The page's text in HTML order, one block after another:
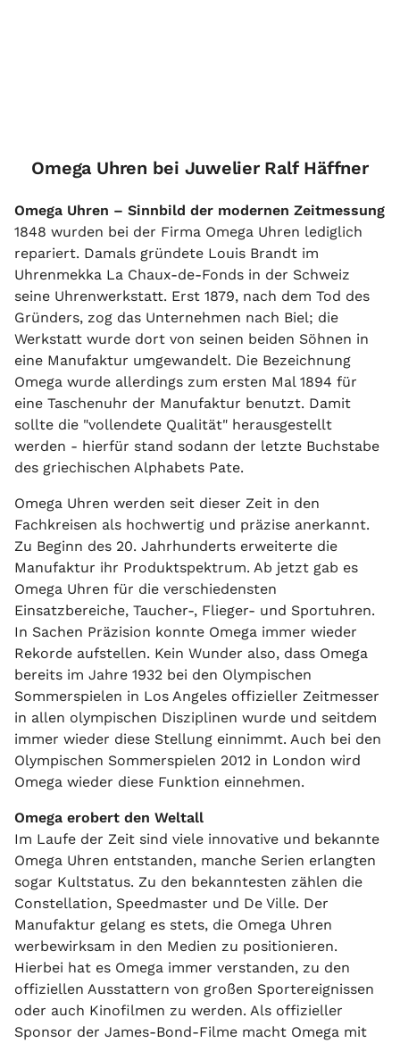
Omega Uhren bei Juwelier Ralf Häffner
Omega Uhren – Sinnbild der modernen Zeitmessung
1848 wurden bei der Firma Omega Uhren lediglich
repariert. Damals gründete Louis Brandt im
Uhrenmekka La Chaux-de-Fonds in der Schweiz
seine Uhrenwerkstatt. Erst 1879, nach dem Tod des
Gründers, zog das Unternehmen nach Biel; die
Werkstatt wurde dort von seinen beiden Söhnen in
eine Manufaktur umgewandelt. Die Bezeichnung
Omega wurde allerdings zum ersten Mal 1894 für
eine Taschenuhr der Manufaktur benutzt. Damit
sollte die "vollendete Qualität" herausgestellt
werden - hierfür stand sodann der letzte Buchstabe
des griechischen Alphabets Pate.
Omega Uhren werden seit dieser Zeit in den
Fachkreisen als hochwertig und präzise anerkannt.
Zu Beginn des 20. Jahrhunderts erweiterte die
Manufaktur ihr Produktspektrum. Ab jetzt gab es
Omega Uhren für die verschiedensten
Einsatzbereiche, Taucher-, Flieger- und Sportuhren.
In Sachen Präzision konnte Omega immer wieder
Rekorde aufstellen. Kein Wunder also, dass Omega
bereits im Jahre 1932 bei den Olympischen
Sommerspielen in Los Angeles offizieller Zeitmesser
in allen olympischen Disziplinen wurde und seitdem
immer wieder diese Stellung einnimmt. Auch bei den
Olympischen Sommerspielen 2012 in London wird
Omega wieder diese Funktion einnehmen.
Omega erobert den Weltall
Im Laufe der Zeit sind viele innovative und bekannte
Omega Uhren entstanden, manche Serien erlangten
sogar Kultstatus. Zu den bekanntesten zählen die
Constellation, Speedmaster und De Ville. Der
Manufaktur gelang es stets, die Omega Uhren
werbewirksam in den Medien zu positionieren.
Hierbei hat es Omega immer verstanden, zu den
offiziellen Ausstattern von großen Sportereignissen
oder auch Kinofilmen zu werden. Als offizieller
Sponsor der James-Bond-Filme macht Omega mit